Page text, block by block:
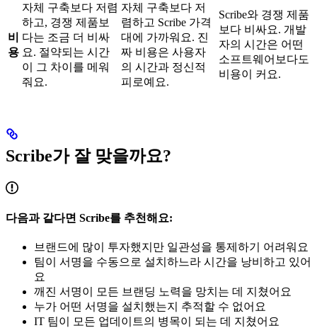
비
용
자체 구축보다 저렴
하고, 경쟁 제품보
다는 조금 더 비싸
요. 절약되는 시간
이 그 차이를 메워
줘요.
자체 구축보다 저
렴하고 Scribe 가격
대에 가까워요. 진
짜 비용은 사용자
의 시간과 정신적
피로예요.
Scribe와 경쟁 제품
보다 비싸요. 개발
자의 시간은 어떤
소프트웨어보다도
비용이 커요.
Scribe가 잘 맞을까요?
다음과 같다면 Scribe를 추천해요:
브랜드에 많이 투자했지만 일관성을 통제하기 어려워요
팀이 서명을 수동으로 설치하느라 시간을 낭비하고 있어
요
깨진 서명이 모든 브랜딩 노력을 망치는 데 지쳤어요
누가 어떤 서명을 설치했는지 추적할 수 없어요
IT 팀이 모든 업데이트의 병목이 되는 데 지쳤어요